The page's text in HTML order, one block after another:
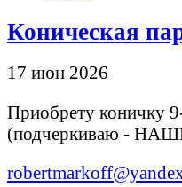
Коническая
17 июн 2026
Приобрету коничку
(подчеркиваю -